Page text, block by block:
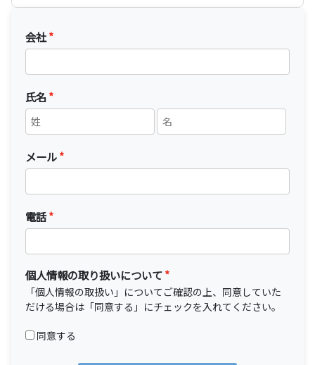
会社
氏名
メール
電話
個人情報の取り扱いについて
「個人情報の取扱い 」についてご確認の上、同意していた
だける場合は「同意する」にチェックを入れてください。
同意する